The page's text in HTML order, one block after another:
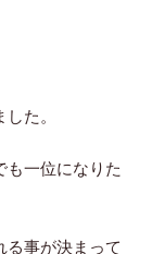
た。
も一位になりた
る事が決まって